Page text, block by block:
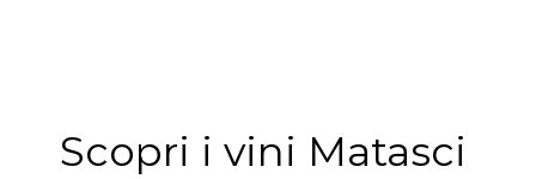
Scopri i vini Matasci